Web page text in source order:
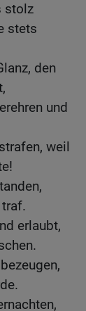
stolz
stets
den
und
weil
erlaubt,